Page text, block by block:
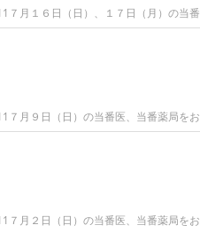
７月１６日（日）、１７日（月）の当番
７月９日（日）の当番医、当番薬局をお
７月２日（日）の当番医、当番薬局をお